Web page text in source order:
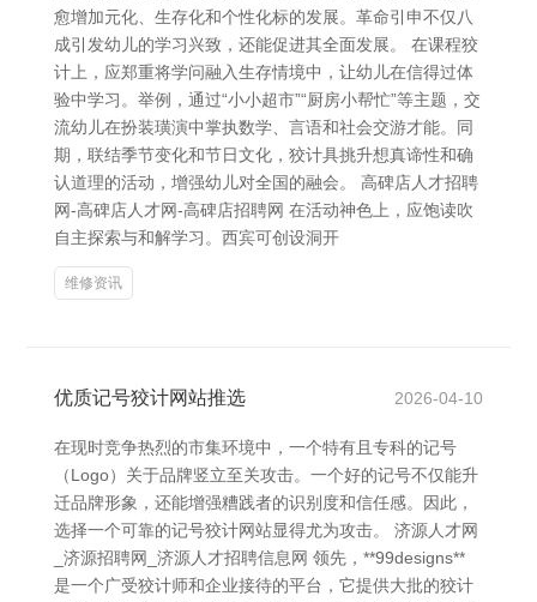
愈增加元化、生存化和个性化标的发展。革命引申不仅八
成引发幼儿的学习兴致，还能促进其全面发展。 在课程狡
计上，应郑重将学问融入生存情境中，让幼儿在信得过体
验中学习。举例，通过“小小超市”“厨房小帮忙”等主题，交
流幼儿在扮装璜演中掌执数学、言语和社会交游才能。同
期，联结季节变化和节日文化，狡计具挑升想真谛性和确
认道理的活动，增强幼儿对全国的融会。 高碑店人才招聘
网-高碑店人才网-高碑店招聘网 在活动神色上，应饱读吹
自主探索与和解学习。西宾可创设洞开
维修资讯
优质记号狡计网站推选 2026-04-10
在现时竞争热烈的市集环境中，一个特有且专科的记号
（Logo）关于品牌竖立至关攻击。一个好的记号不仅能升
迁品牌形象，还能增强糟践者的识别度和信任感。因此，
选择一个可靠的记号狡计网站显得尤为攻击。 济源人才网
_济源招聘网_济源人才招聘信息网 领先，**99designs**
是一个广受狡计师和企业接待的平台，它提供大批的狡计